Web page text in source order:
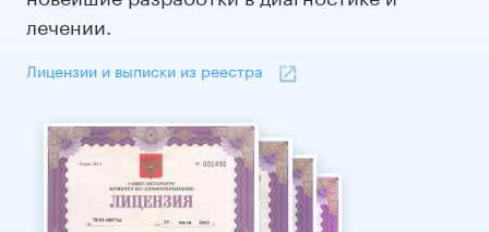
лечении.
Лицензии и выписки из реестра